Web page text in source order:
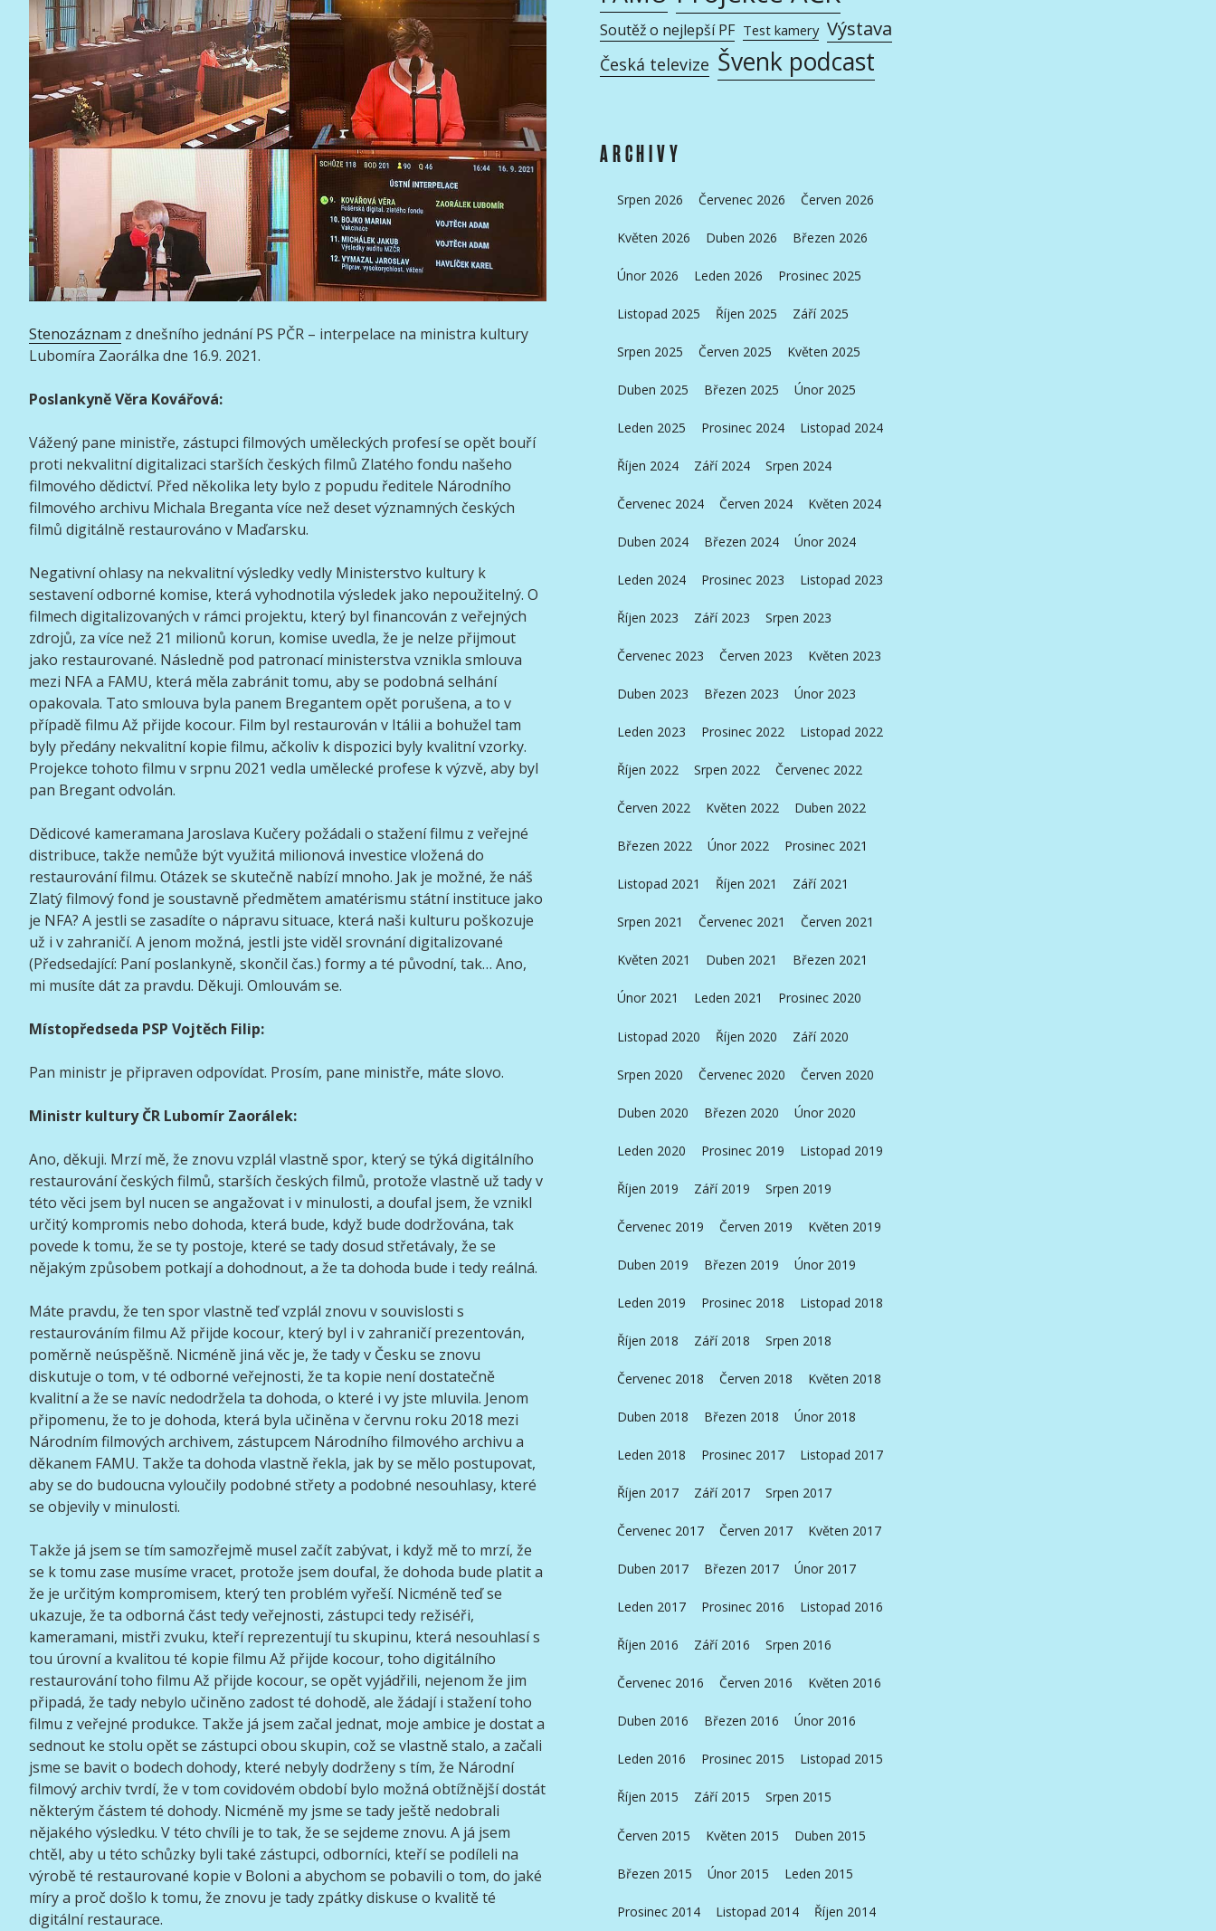
Stenozáznam z dnešního jednání PS PČR – interpelace na ministra kultury
Lubomíra Zaorálka dne 16.9. 2021.
Poslankyně Věra Kovářová:
Vážený pane ministře, zástupci filmových uměleckých profesí se opět bouří
proti nekvalitní digitalizaci starších českých filmů Zlatého fondu našeho
filmového dědictví. Před několika lety bylo z popudu ředitele Národního
filmového archivu Michala Breganta více než deset významných českých
filmů digitálně restaurováno v Maďarsku.
Negativní ohlasy na nekvalitní výsledky vedly Ministerstvo kultury k
sestavení odborné komise, která vyhodnotila výsledek jako nepoužitelný. O
filmech digitalizovaných v rámci projektu, který byl financován z veřejných
zdrojů, za více než 21 milionů korun, komise uvedla, že je nelze přijmout
jako restaurované. Následně pod patronací ministerstva vznikla smlouva
mezi NFA a FAMU, která měla zabránit tomu, aby se podobná selhání
opakovala. Tato smlouva byla panem Bregantem opět porušena, a to v
případě filmu Až přijde kocour. Film byl restaurován v Itálii a bohužel tam
byly předány nekvalitní kopie filmu, ačkoliv k dispozici byly kvalitní vzorky.
Projekce tohoto filmu v srpnu 2021 vedla umělecké profese k výzvě, aby byl
pan Bregant odvolán.
Dědicové kameramana Jaroslava Kučery požádali o stažení filmu z veřejné
distribuce, takže nemůže být využitá milionová investice vložená do
restaurování filmu. Otázek se skutečně nabízí mnoho. Jak je možné, že náš
Zlatý filmový fond je soustavně předmětem amatérismu státní instituce jako
je NFA? A jestli se zasadíte o nápravu situace, která naši kulturu poškozuje
už i v zahraničí. A jenom možná, jestli jste viděl srovnání digitalizované
(Předsedající: Paní poslankyně, skončil čas.) formy a té původní, tak… Ano,
mi musíte dát za pravdu. Děkuji. Omlouvám se.
Místopředseda PSP Vojtěch Filip:
Pan ministr je připraven odpovídat. Prosím, pane ministře, máte slovo.
Ministr kultury ČR Lubomír Zaorálek:
Ano, děkuji. Mrzí mě, že znovu vzplál vlastně spor, který se týká digitálního
restaurování českých filmů, starších českých filmů, protože vlastně už tady v
této věci jsem byl nucen se angažovat i v minulosti, a doufal jsem, že vznikl
určitý kompromis nebo dohoda, která bude, když bude dodržována, tak
povede k tomu, že se ty postoje, které se tady dosud střetávaly, že se
nějakým způsobem potkají a dohodnout, a že ta dohoda bude i tedy reálná.
Máte pravdu, že ten spor vlastně teď vzplál znovu v souvislosti s
restaurováním filmu Až přijde kocour, který byl i v zahraničí prezentován,
poměrně neúspěšně. Nicméně jiná věc je, že tady v Česku se znovu
diskutuje o tom, v té odborné veřejnosti, že ta kopie není dostatečně
kvalitní a že se navíc nedodržela ta dohoda, o které i vy jste mluvila. Jenom
připomenu, že to je dohoda, která byla učiněna v červnu roku 2018 mezi
Národním filmových archivem, zástupcem Národního filmového archivu a
děkanem FAMU. Takže ta dohoda vlastně řekla, jak by se mělo postupovat,
aby se do budoucna vyloučily podobné střety a podobné nesouhlasy, které
se objevily v minulosti.
Takže já jsem se tím samozřejmě musel začít zabývat, i když mě to mrzí, že
se k tomu zase musíme vracet, protože jsem doufal, že dohoda bude platit a
že je určitým kompromisem, který ten problém vyřeší. Nicméně teď se
ukazuje, že ta odborná část tedy veřejnosti, zástupci tedy režiséři,
kameramani, mistři zvuku, kteří reprezentují tu skupinu, která nesouhlasí s
tou úrovní a kvalitou té kopie filmu Až přijde kocour, toho digitálního
restaurování toho filmu Až přijde kocour, se opět vyjádřili, nejenom že jim
připadá, že tady nebylo učiněno zadost té dohodě, ale žádají i stažení toho
filmu z veřejné produkce. Takže já jsem začal jednat, moje ambice je dostat a
sednout ke stolu opět se zástupci obou skupin, což se vlastně stalo, a začali
jsme se bavit o bodech dohody, které nebyly dodrženy s tím, že Národní
filmový archiv tvrdí, že v tom covidovém období bylo možná obtížnější dostát
některým částem té dohody. Nicméně my jsme se tady ještě nedobrali
nějakého výsledku. V této chvíli je to tak, že se sejdeme znovu. A já jsem
chtěl, aby u této schůzky byli také zástupci, odborníci, kteří se podíleli na
výrobě té restaurované kopie v Boloni a abychom se pobavili o tom, do jaké
míry a proč došlo k tomu, že znovu je tady zpátky diskuse o kvalitě té
digitální restaurace.
Soutěž o nejlepší PF Test kamery Výstava
Česká televize Švenk podcast
ARCHIVY
Srpen 2026 Červenec 2026 Červen 2026
Květen 2026 Duben 2026 Březen 2026
Únor 2026 Leden 2026 Prosinec 2025
Listopad 2025 Říjen 2025 Září 2025
Srpen 2025 Červen 2025 Květen 2025
Duben 2025 Březen 2025 Únor 2025
Leden 2025 Prosinec 2024 Listopad 2024
Říjen 2024 Září 2024 Srpen 2024
Červenec 2024 Červen 2024 Květen 2024
Duben 2024 Březen 2024 Únor 2024
Leden 2024 Prosinec 2023 Listopad 2023
Říjen 2023 Září 2023 Srpen 2023
Červenec 2023 Červen 2023 Květen 2023
Duben 2023 Březen 2023 Únor 2023
Leden 2023 Prosinec 2022 Listopad 2022
Říjen 2022 Srpen 2022 Červenec 2022
Červen 2022 Květen 2022 Duben 2022
Březen 2022 Únor 2022 Prosinec 2021
Listopad 2021 Říjen 2021 Září 2021
Srpen 2021 Červenec 2021 Červen 2021
Květen 2021 Duben 2021 Březen 2021
Únor 2021 Leden 2021 Prosinec 2020
Listopad 2020 Říjen 2020 Září 2020
Srpen 2020 Červenec 2020 Červen 2020
Duben 2020 Březen 2020 Únor 2020
Leden 2020 Prosinec 2019 Listopad 2019
Říjen 2019 Září 2019 Srpen 2019
Červenec 2019 Červen 2019 Květen 2019
Duben 2019 Březen 2019 Únor 2019
Leden 2019 Prosinec 2018 Listopad 2018
Říjen 2018 Září 2018 Srpen 2018
Červenec 2018 Červen 2018 Květen 2018
Duben 2018 Březen 2018 Únor 2018
Leden 2018 Prosinec 2017 Listopad 2017
Říjen 2017 Září 2017 Srpen 2017
Červenec 2017 Červen 2017 Květen 2017
Duben 2017 Březen 2017 Únor 2017
Leden 2017 Prosinec 2016 Listopad 2016
Říjen 2016 Září 2016 Srpen 2016
Červenec 2016 Červen 2016 Květen 2016
Duben 2016 Březen 2016 Únor 2016
Leden 2016 Prosinec 2015 Listopad 2015
Říjen 2015 Září 2015 Srpen 2015
Červen 2015 Květen 2015 Duben 2015
Březen 2015 Únor 2015 Leden 2015
Prosinec 2014 Listopad 2014 Říjen 2014